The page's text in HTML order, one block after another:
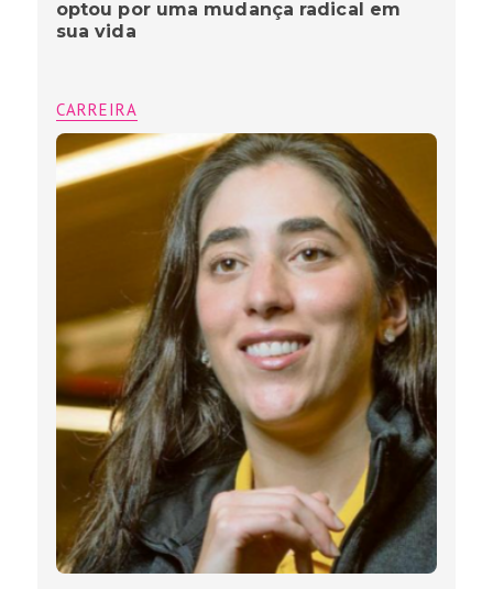
optou por uma mudança radical em
sua vida
CARREIRA